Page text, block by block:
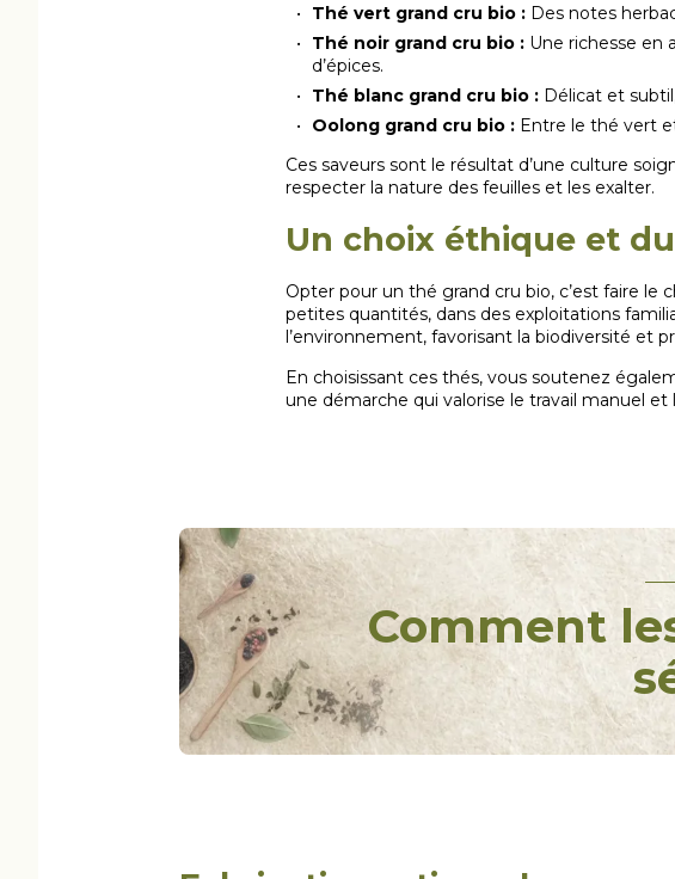
Thé vert grand cru bio : Des notes
Thé noir grand cru bio : Une richesse en
d’épices.
Thé blanc grand cru bio : Délicat et
Oolong grand cru bio : Entre le thé vert
Ces saveurs sont le résultat d’une culture
respecter la nature des feuilles et les exalter.
Un choix éthique et
Opter pour un thé grand cru bio, c’est faire le
petites quantités, dans des exploitations
l’environnement, favorisant la biodiversité et
En choisissant ces thés, vous soutenez
une démarche qui valorise le travail manuel et
Comment